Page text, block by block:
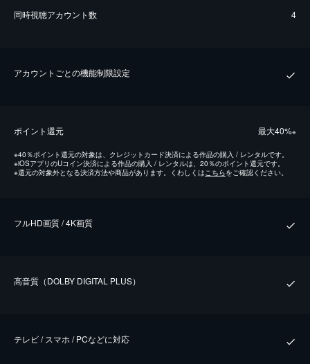
同時視聴アカウント数 4
アカウントごとの機能制限設定
ポイント還元 最⼤40%※
※40％ポイント還元の対象は、クレジットカード決済による作品の購入 / レンタルです。
※iOSアプリのUコイン決済による作品の購入 / レンタルは、20％のポイント還元です。
※還元の対象外となる決済方法や商品があります。くわしくはこちらをご確認ください。
フルHD画質 / 4K画質
⾼⾳質（DOLBY DIGITAL PLUS）
テレビ / スマホ / PCなどに対応